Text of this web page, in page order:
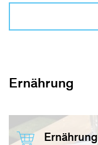
Ernährung
Ernährung